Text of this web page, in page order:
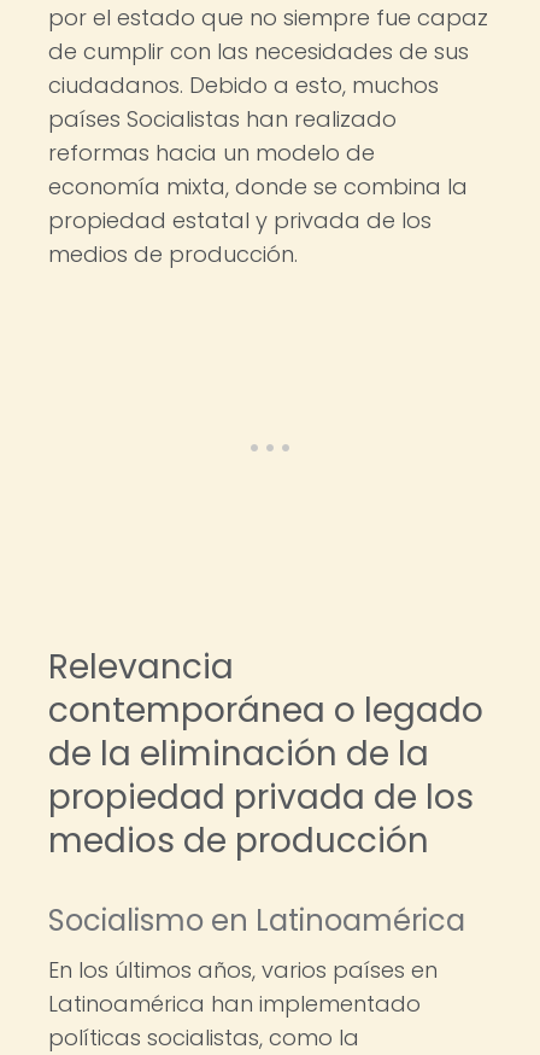
por el estado que no siempre fue capaz
de cumplir con las necesidades de sus
ciudadanos. Debido a esto, muchos
países Socialistas han realizado
reformas hacia un modelo de
economía mixta, donde se combina la
propiedad estatal y privada de los
medios de producción.
Relevancia
contemporánea o legado
de la eliminación de la
propiedad privada de los
medios de producción
Socialismo en Latinoamérica
En los últimos años, varios países en
Latinoamérica han implementado
políticas socialistas, como la